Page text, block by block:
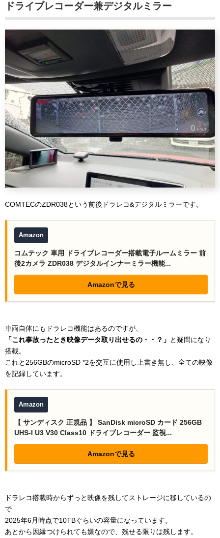
ドライブレコーダー兼デジタルミラー
COMTECのZDR038という前後ドラレコ&デジタルミラーです。
Amazon
コムテック 車用 ドライブレコーダー搭載電子ルームミラー 前
後2カメラ ZDR038 デジタルインナーミラー機能...
Amazonで見る
車両自体にもドラレコ機能はあるのですが、
「これ事故ったとき映像データ取り出せるの・・？」 と疑問になり
搭載。
これと256GBのmicroSD *2を交互に使用し上書き無し、全ての映像
を記録しています。
Amazon
【 サンディスク 正規品 】 SanDisk microSD カード 256GB
UHS-I U3 V30 Class10 ドライブレコーダー 監視...
Amazonで見る
ドラレコ搭載時からずっと映像を残してストレージに移しているの
で
2025年6月時点で10TBぐらいの容量になっています。
あとから因縁つけられても嫌なので、残せる限りは残します。